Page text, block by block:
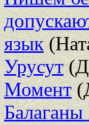
язык
Урусут
Момент